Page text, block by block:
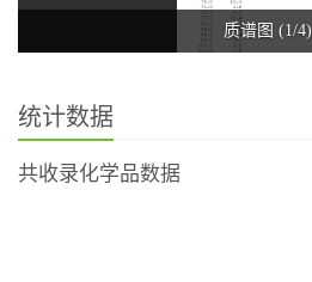
质谱图 (1/4)
统计数据
共收录化学品数据